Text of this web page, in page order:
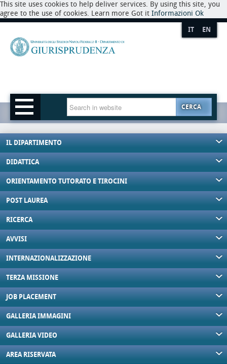
This site uses cookies to help deliver services. By using this site, you
agree to the use of cookies. Learn more Got it Informazioni Ok
IT EN
CERCA
IL DIPARTIMENTO
DIDATTICA
ORIENTAMENTO TUTORATO E TIROCINI
POST LAUREA
RICERCA
AVVISI
INTERNAZIONALIZZAZIONE
TERZA MISSIONE
JOB PLACEMENT
GALLERIA IMMAGINI
GALLERIA VIDEO
AREA RISERVATA